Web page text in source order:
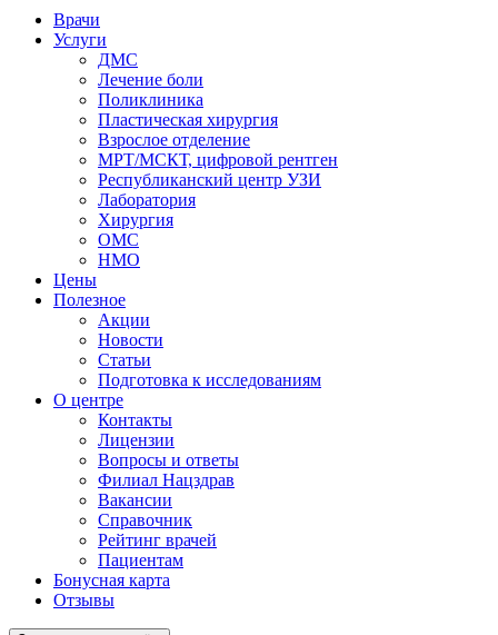
Врачи
Услуги
ДМС
Лечение боли
Поликлиника
Пластическая хирургия
Взрослое отделение
МРТ/МСКТ, цифровой рентген
Республиканский центр УЗИ
Лаборатория
Хирургия
ОМС
НМО
Цены
Полезное
Акции
Новости
Статьи
Подготовка к исследованиям
О центре
Контакты
Лицензии
Вопросы и ответы
Филиал Нацздрав
Вакансии
Справочник
Рейтинг врачей
Пациентам
Бонусная карта
Отзывы